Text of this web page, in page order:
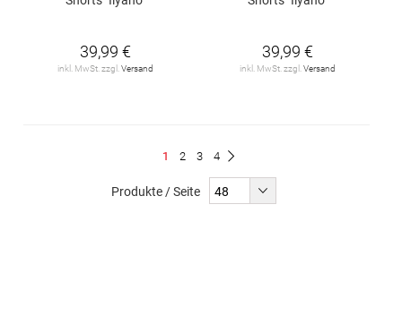
39,99 €
inkl. MwSt. zzgl. Versand
39,99 €
inkl. MwSt. zzgl. Versand
Du
1 Seite
2 Seite
3 Seite
4
Produkte / Seite